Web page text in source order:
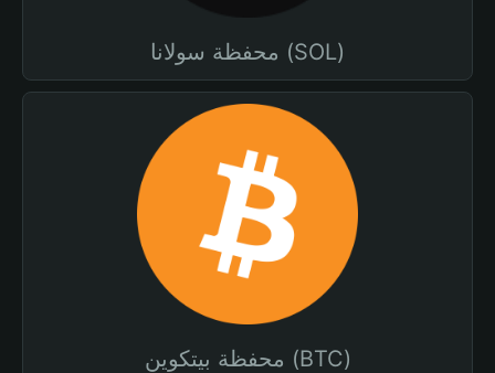
محفظة سولانا (SOL)
محفظة بيتكوين (BTC)